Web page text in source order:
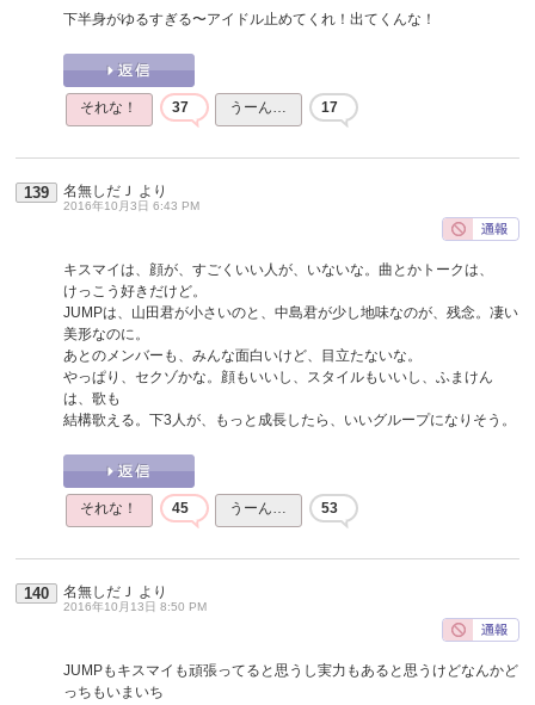
下半身がゆるすぎる〜アイドル止めてくれ！出てくんな！
それな！ 37 うーん… 17
139 名無しだＪ より
2016年10月3日 6:43 PM
キスマイは、顔が、すごくいい人が、いないな。曲とかトークは、
けっこう好きだけど。
JUMPは、山田君が小さいのと、中島君が少し地味なのが、残念。凄い
美形なのに。
あとのメンバーも、みんな面白いけど、目立たないな。
やっぱり、セクゾかな。顔もいいし、スタイルもいいし、ふまけん
は、歌も
結構歌える。下3人が、もっと成長したら、いいグループになりそう。
それな！ 45 うーん… 53
140 名無しだＪ より
2016年10月13日 8:50 PM
JUMPもキスマイも頑張ってると思うし実力もあると思うけどなんかど
っちもいまいち